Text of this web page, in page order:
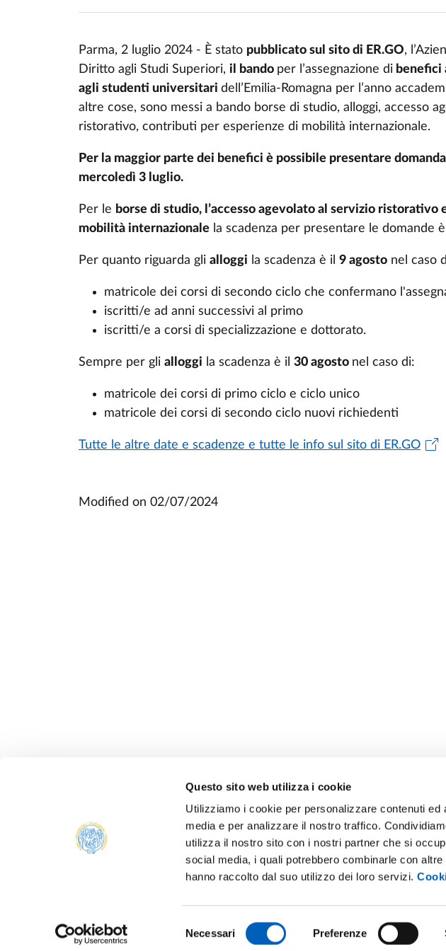
Questo sito web utilizza i cookie
Utilizziamo i cookie per personalizzare contenuti
media e per analizzare il nostro traffico.
utilizza il nostro sito con i nostri partner che si
social media, i quali potrebbero combinarle con
hanno raccolto dal suo utilizzo dei loro servizi.
del
Necessari Preferenze
Parma, 2 luglio 2024 - È stato pubblicato sul sito di ER.GO,
Diritto agli Studi Superiori, il bando per l’assegnazione di benefici
agli studenti universitari dell’Emilia-Romagna per l’anno
altre cose, sono messi a bando borse di studio, alloggi, accesso
ristorativo, contributi per esperienze di mobilità internazionale.
Per la maggior parte dei benefici è possibile presentare
mercoledì 3 luglio.
Per le borse di studio, l’accesso agevolato al servizio ristorativo
mobilità internazionale la scadenza per presentare le domande è
Per quanto riguarda gli alloggi la scadenza è il 9 agosto nel caso
matricole dei corsi di secondo ciclo che confermano
iscritti/e ad anni successivi al primo
iscritti/e a corsi di specializzazione e dottorato.
Sempre per gli alloggi la scadenza è il 30 agosto nel caso di:
matricole dei corsi di primo ciclo e ciclo unico
matricole dei corsi di secondo ciclo nuovi richiedenti
Tutte le altre date e scadenze e tutte le info sul sito di ER.GO
Modified on 02/07/2024
Tel.+39 0521 902111
PEC:protocollo@pec.unipr.it
ALUMNI E AMICI
PARMA
SUSTAINABLE UNIVERSITY
COMPETITIONS AND CALLS FOR